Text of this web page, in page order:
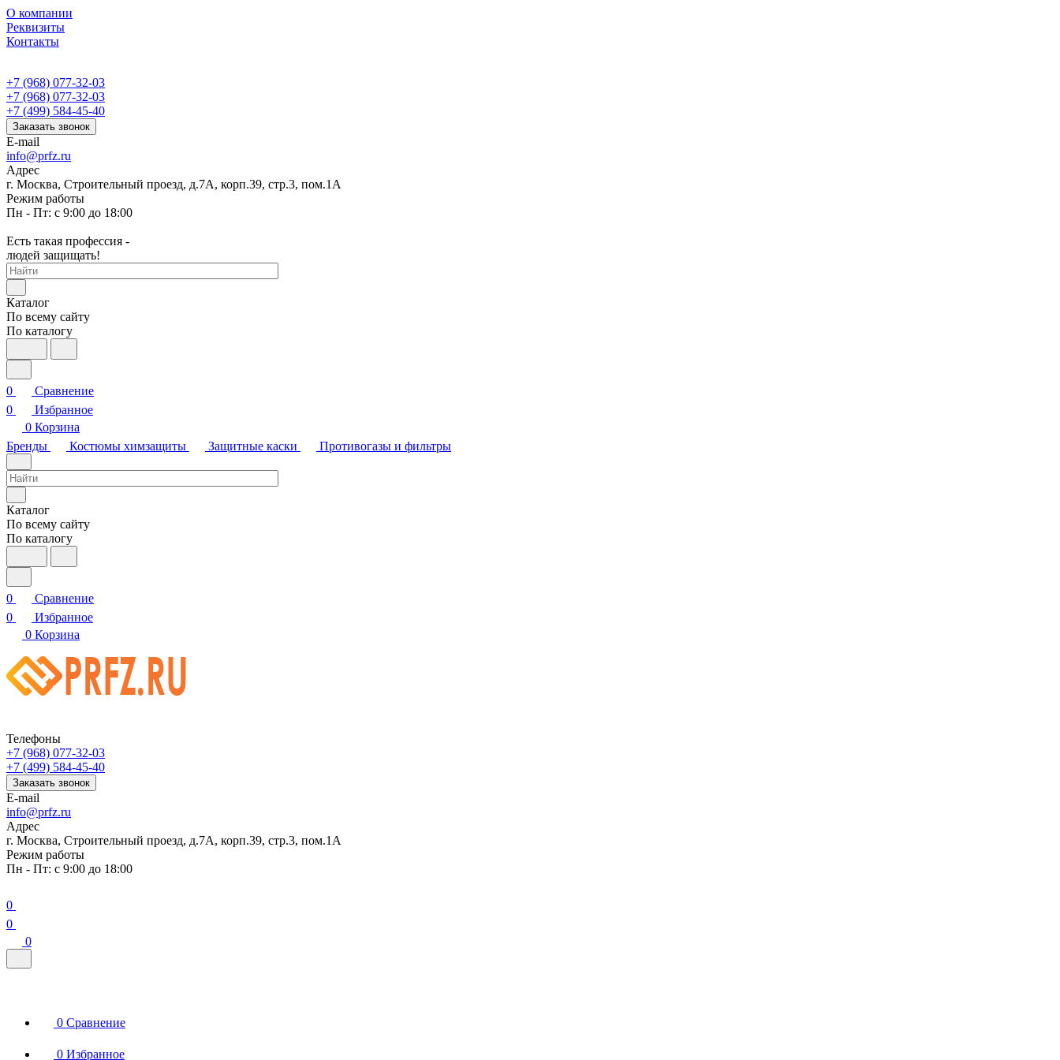
О компании
Реквизиты
Контакты
+7 (968) 077-32-03
+7 (968) 077-32-03
+7 (499) 584-45-40
Заказать звонок
E-mail
info@prfz.ru
Адрес
г. Москва, Строительный проезд, д.7А, корп.39, стр.3, пом.1А
Режим работы
Пн - Пт: с 9:00 до 18:00
Есть такая профессия -
людей защищать!
Каталог
По всему сайту
По каталогу
0
Сравнение
0
Избранное
0 Корзина
Бренды
Костюмы химзащиты Защитные каски Противогазы и фильтры
Каталог
По всему сайту
По каталогу
0
Сравнение
0
Избранное
0 Корзина
Телефоны
+7 (968) 077-32-03
+7 (499) 584-45-40
Заказать звонок
E-mail
info@prfz.ru
Адрес
г. Москва, Строительный проезд, д.7А, корп.39, стр.3, пом.1А
Режим работы
Пн - Пт: с 9:00 до 18:00
0
0
0
0 Сравнение
0 Избранное